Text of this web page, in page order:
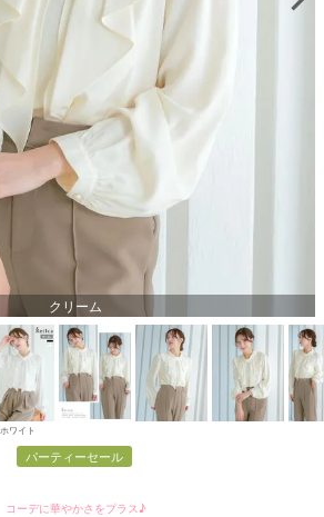
クリーム
ホワイト
パーティーセール
コーデに華やかさをプラス♪